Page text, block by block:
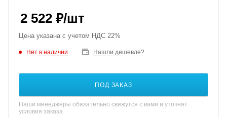
2 522 ₽/шт
Цена указана с учетом НДС 22%
Нет в наличии Нашли дешевле?
ПОД ЗАКАЗ
Наши менеджеры обязательно свяжутся с вами и уточнят
условия заказа